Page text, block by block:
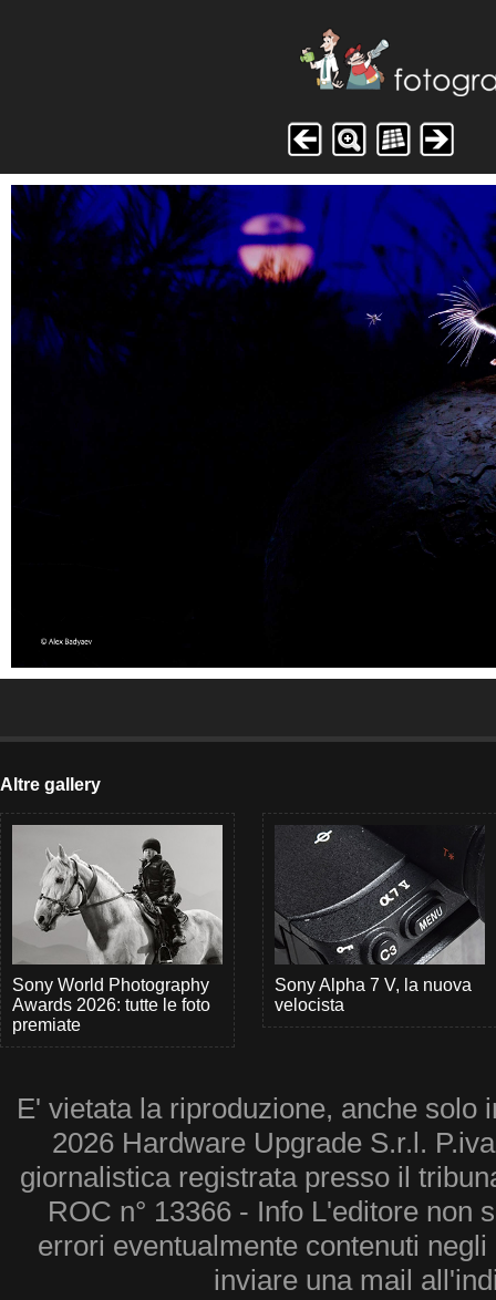
Altre gallery
Sony World Photography
Awards 2026: tutte le foto
premiate
Sony Alpha 7 V, la nuova
velocista
E' vietata la riproduzione, anche solo
2026 Hardware Upgrade S.r.l.
giornalistica registrata presso il
ROC n° 13366 - Info L'editore non
errori eventualmente contenuti
inviare una mail